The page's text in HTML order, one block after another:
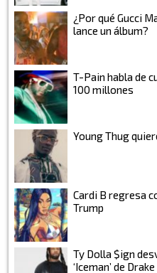
¿Por qué Gucci
lance un álbum?
T-Pain habla de
100 millones
Young Thug
Cardi B regresa
Trump
Ty Dolla $ign
‘Iceman’ de Drake